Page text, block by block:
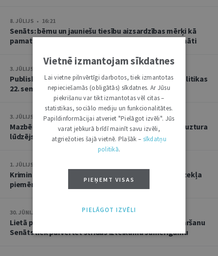
8. JŪLIJS • 16:21
Senāts: bērnu un jauniešu tiesību aizsardzības mērķi kā
pamatu atbrīvojumam no PVN nevar tulkot paplašināti
3. JŪLIJS • 18:23
Publisko tiesību institūta konstitucionālās tiesībpolitikas
22. seminārs
3. JŪLIJS • 14:45
Mazbērniem nav pienākuma uzturēt vecvecākus, ja uztura
lūdzējs nav par viņiem rūpējies
1. JŪLIJS • 17:38
Kriminālsoda un medicīniska rakstura piespiedu līdzekļa
piemērošana savstarpēji viens otru neizslēdz
30. JŪNIJS • 14:58
Lietā par namu pārvaldnieces goda un cieņas aizskaršanu
Senāts liek pārvērtēt strīdus izteikumu samērīgumu
Vietnē izmantojam sīkdatnes
Lai vietne pilnvērtīgi darbotos, tiek izmantotas
nepieciešamās (obligātās) sīkdatnes. Ar Jūsu
piekrišanu var tikt izmantotas vēl citas –
statistikas, sociālo mediju un funkcionalitātes.
Papildinformācijai atveriet "Pielāgot izvēli". Jūs
varat jebkurā brīdī mainīt savu izvēli,
atgriežoties šajā vietnē. Plašāk – sīkdatņu
politikā.
PIEŅEMT VISAS
PIELĀGOT IZVĒLI